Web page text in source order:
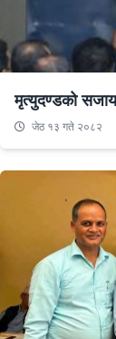
मृत्युदण्डको सजाय
जेठ १३ गते २०८२